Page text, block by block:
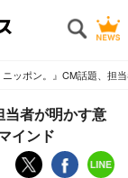
ニッポン。』CM話題、担
当者が明かす意
インド